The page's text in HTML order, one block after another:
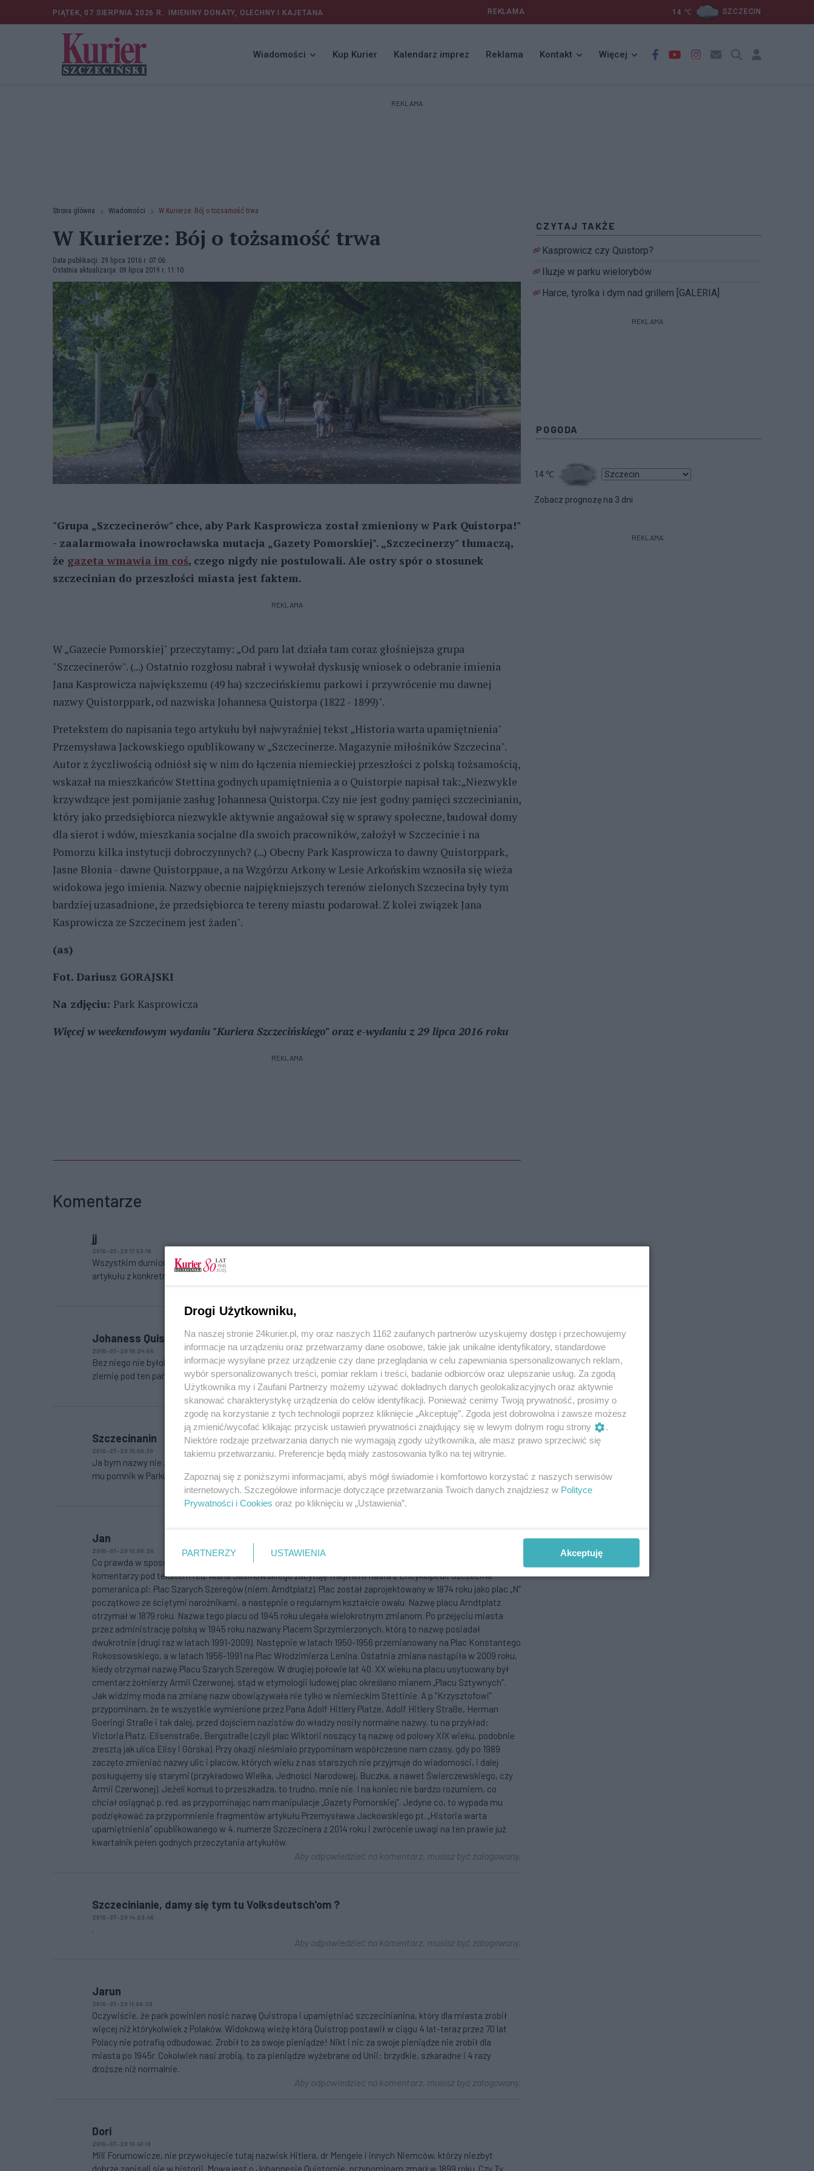
PIĄTEK, 07 SIERPNIA 2026 R. IMIENINY DONATY, OLECHNY I KAJETANA REKLAMA 14 ℃ SZCZECIN
Wiadomości Kup Kurier Kalendarz imprez Reklama Kontakt Więcej
REKLAMA
Strona główna Wiadomości W Kurierze: Bój o tożsamość trwa
W Kurierze: Bój o tożsamość trwa
Data publikacji: 29 lipca 2016 r. 07:06
Ostatnia aktualizacja: 09 lipca 2019 r. 11:10
"Grupa „Szczecinerów" chce, aby Park Kasprowicza został zmieniony w Park Quistorpa!"
- zaalarmowała inowrocławska mutacja „Gazety Pomorskiej". „Szczecinerzy" tłumaczą,
że gazeta wmawia im coś, czego nigdy nie postulowali. Ale ostry spór o stosunek
szczecinian do przeszłości miasta jest faktem.
REKLAMA
W „Gazecie Pomorskiej" przeczytamy: „Od paru lat działa tam coraz głośniejsza grupa
"Szczecinerów". (...) Ostatnio rozgłosu nabrał i wywołał dyskusję wniosek o odebranie imienia
Jana Kasprowicza największemu (49 ha) szczecińskiemu parkowi i przywrócenie mu dawnej
nazwy Quistorppark, od nazwiska Johannesa Quistorpa (1822 - 1899)".
Pretekstem do napisania tego artykułu był najwyraźniej tekst „Historia warta upamiętnienia"
Przemysława Jackowskiego opublikowany w „Szczecinerze. Magazynie miłośników Szczecina".
Autor z życzliwością odniósł się w nim do łączenia niemieckiej przeszłości z polską tożsamością,
wskazał na mieszkańców Stettina godnych upamiętnienia a o Quistorpie napisał tak:„Niezwykle
krzywdzące jest pomijanie zasług Johannesa Quistorpa. Czy nie jest godny pamięci szczecinianin,
który jako przedsiębiorca niezwykle aktywnie angażował się w sprawy społeczne, budował domy
dla sierot i wdów, mieszkania socjalne dla swoich pracowników, założył w Szczecinie i na
Pomorzu kilka instytucji dobroczynnych? (...) Obecny Park Kasprowicza to dawny Quistorppark,
Jasne Błonia - dawne Quistorppaue, a na Wzgórzu Arkony w Lesie Arkońskim wznosiła się wieża
widokowa jego imienia. Nazwy obecnie najpiękniejszych terenów zielonych Szczecina były tym
bardziej uzasadnione, że przedsiębiorca te tereny miastu podarował. Z kolei związek Jana
Kasprowicza ze Szczecinem jest żaden".
(as)
Fot. Dariusz GORAJSKI
Na zdjęciu: Park Kasprowicza
Więcej w weekendowym wydaniu "Kuriera Szczecińskiego" oraz e-wydaniu z 29 lipca 2016 roku
REKLAMA
Komentarze
jj
2016-07-29 17:53:16
Wszystkim durniom plującym na "Szczecinera" mówię: podajcie cytat! Konkretny cytat z konkretnego
artykułu z konkretnego numeru pisma. Nie podacie, bo takiego cytatu nie ma.
Johaness Quistorp jest postacią bardzo zasłużoną dla Szczecina
2016-07-29 16:24:56
Bez niego nie byłoby dzielnic Pogodno i Łękno, Parku Kasprowicza też by nie było bo to właśnie on przekazał
ziemię pod ten park, zasługuje na szacunek każdego mieszkańca Szczecina.
Aby odpowiedzieć na komentarz, musisz być zalogowany.
Szczecinanin
2016-07-29 15:08:30
Ja bym nazwy nie zmieniał, ale Johannesa Quistorpa wypadało by jakoś uhononorować, można np. postawić
mu pomnik w Parku Kasprowicza.
Aby odpowiedzieć na komentarz, musisz być zalogowany.
Jan
2016-07-29 15:06:26
Co prawda w sposób dosadny skomentowałem artykuł (?) w „Gazecie Pomorskiej”, ale po przeczytaniu
komentarzy pod tekstem red. Alana Sasinowskiego zacytuję fragment hasła z Encyklopedii Szczecina
pomeranica.pl: Plac Szarych Szeregów (niem. Arndtplatz). Plac został zaprojektowany w 1874 roku jako plac „N”
początkowo ze ściętymi narożnikami, a następnie o regularnym kształcie owalu. Nazwę placu Arndtplatz
otrzymał w 1879 roku. Nazwa tego placu od 1945 roku ulegała wielokrotnym zmianom. Po przejęciu miasta
przez administrację polską w 1945 roku nazwany Placem Sprzymierzonych, którą to nazwę posiadał
dwukrotnie (drugi raz w latach 1991-2009). Następnie w latach 1950-1956 przemianowany na Plac Konstantego
Rokossowskiego, a w latach 1956-1991 na Plac Włodzimierza Lenina. Ostatnia zmiana nastąpiła w 2009 roku,
kiedy otrzymał nazwę Placu Szarych Szeregów. W drugiej połowie lat 40. XX wieku na placu usytuowany był
cmentarz żołnierzy Armii Czerwonej, stąd w etymologii ludowej plac określano mianem „Placu Sztywnych”.
Jak widzimy moda na zmianę nazw obowiązywała nie tylko w niemieckim Stettinie. A p.”Krzysztofowi”
przypominam, że te wszystkie wymienione przez Pana Adolf Hitlery Platze, Adolf Hitlery Straße, Herman
Goeringi Straße i tak dalej, przed dojściem nazistów do władzy nosiły normalne nazwy, tu na przykład:
Victoria Platz, Elisenstraße, Bergstraße (czyli plac Wiktorii noszący tą nazwę od polowy XIX wieku, podobnie
zresztą jak ulica Elisy i Górska). Przy okazji nieśmiało przypominam współczesne nam czasy, gdy po 1989
zaczęto zmieniać nazwy ulic i placów, których wielu z nas starszych nie przyjmuje do wiadomości, i dalej
posługujemy się starymi (przykładowo Wielka, Jedności Narodowej, Buczka, a nawet Świerczewskiego, czy
Armii Czerwonej). Jeżeli komuś to przeszkadza, to trudno, mnie nie. I na koniec nie bardzo rozumiem, co
chciał osiągnąć p. red. as przypominając nam manipulacje „Gazety Pomorskiej”. Jedyne co, to wypada mu
podziękować za przypomnienie fragmentów artykułu Przemysława Jackowskiego pt. „Historia warta
upamiętnienia” opublikowanego w 4. numerze Szczecinera z 2014 roku i zwrócenie uwagi na ten prawie już
kwartalnik pełen godnych przeczytania artykułów.
Aby odpowiedzieć na komentarz, musisz być zalogowany.
Szczecinianie, damy się tym tu Volksdeutsch'om ?
2016-07-29 14:23:46
.
Aby odpowiedzieć na komentarz, musisz być zalogowany.
Jarun
2016-07-29 11:08:28
Oczywiście, że park powinien nosić nazwę Quistropa i upamiętniać szczecinianina, który dla miasta zrobił
więcej niż którykolwiek z Polaków. Widokową wieżę którą Quistrop postawił w ciągu 4 lat-teraz przez 70 lat
Polacy nie potrafią odbudować. Zrobił to za swoje pieniądze! Nikt i nic za swoje pieniądze nie zrobił dla
miasta po 1945r. Cokolwiek nasi zrobią, to za pieniądze wyżebrane od Unii: brzydkie, szkaradne i 4 razy
droższe niż normalnie.
Aby odpowiedzieć na komentarz, musisz być zalogowany.
Dori
2016-07-29 10:47:19
Mili Forumowicze, nie przywołujecie tutaj nazwisk Hitlera, dr Mengele i innych Niemców, którzy niezbyt
dobrze zapisali sie w historii. Mowa jest o Johannesie Quistorpie, przypominam zmarł w 1899 roku. Czy Ty
CZYTAJ TAKŻE
Kasprowicz czy Quistorp?
Iluzje w parku wielorybów
Harce, tyrolka i dym nad grillem [GALERIA]
REKLAMA
POGODA
14 ℃
Zobacz prognozę na 3 dni
REKLAMA
Drogi Użytkowniku,
Na naszej stronie 24kurier.pl, my oraz naszych 1162 zaufanych partnerów uzyskujemy dostęp i przechowujemy
informacje na urządzeniu oraz przetwarzamy dane osobowe, takie jak unikalne identyfikatory, standardowe
informacje wysyłane przez urządzenie czy dane przeglądania w celu zapewniania spersonalizowanych reklam,
wybór spersonalizowanych treści, pomiar reklam i treści, badanie odbiorców oraz ulepszanie usług. Za zgodą
Użytkownika my i Zaufani Partnerzy możemy używać dokładnych danych geolokalizacyjnych oraz aktywnie
skanować charakterystykę urządzenia do celów identyfikacji. Ponieważ cenimy Twoją prywatność, prosimy o
zgodę na korzystanie z tych technologii poprzez kliknięcie „Akceptuję”. Zgoda jest dobrowolna i zawsze możesz
ją zmienić/wycofać klikając przycisk ustawień prywatności znajdujący się w lewym dolnym rogu strony
.
Niektóre rodzaje przetwarzania danych nie wymagają zgody użytkownika, ale masz prawo sprzeciwić się
takiemu przetwarzaniu. Preferencje będą miały zastosowania tylko na tej witrynie.
Zapoznaj się z poniższymi informacjami, abyś mógł świadomie i komfortowo korzystać z naszych serwisów
internetowych. Szczegółowe informacje dotyczące przetwarzania Twoich danych znajdziesz w Polityce
Prywatności i Cookies oraz po kliknięciu w „Ustawienia”.
PARTNERZY USTAWIENIA Akceptuję